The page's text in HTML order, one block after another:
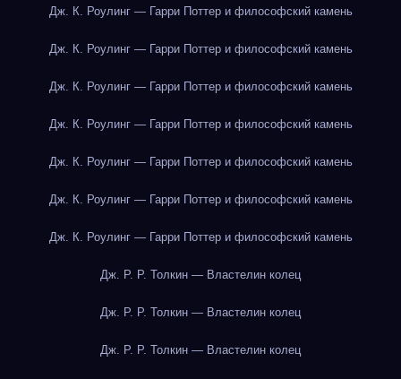
Дж. К. Роулинг — Гарри Поттер и философский камень
Дж. К. Роулинг — Гарри Поттер и философский камень
Дж. К. Роулинг — Гарри Поттер и философский камень
Дж. К. Роулинг — Гарри Поттер и философский камень
Дж. К. Роулинг — Гарри Поттер и философский камень
Дж. К. Роулинг — Гарри Поттер и философский камень
Дж. К. Роулинг — Гарри Поттер и философский камень
Дж. Р. Р. Толкин — Властелин колец
Дж. Р. Р. Толкин — Властелин колец
Дж. Р. Р. Толкин — Властелин колец